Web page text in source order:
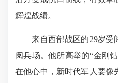
辉煌战绩。
来自西部战区的29岁受
阅兵场。他所高举的“金刚
在他心中，新时代军人要像